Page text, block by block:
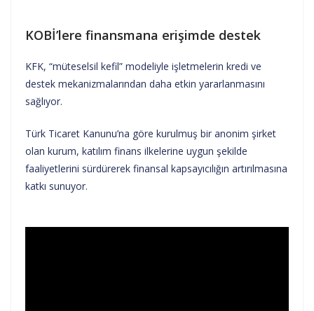
KOBİ’lere finansmana erişimde destek
KFK, “müteselsil kefil” modeliyle işletmelerin kredi ve
destek mekanizmalarından daha etkin yararlanmasını
sağlıyor.
Türk Ticaret Kanunu’na göre kurulmuş bir anonim şirket
olan kurum, katılım finans ilkelerine uygun şekilde
faaliyetlerini sürdürerek finansal kapsayıcılığın artırılmasına
katkı sunuyor.